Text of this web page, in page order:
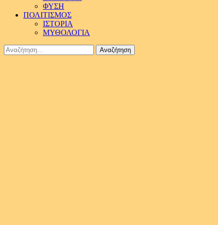
ΦΥΣΗ
ΠΟΛΙΤΙΣΜΟΣ
ΙΣΤΟΡΙΑ
ΜΥΘΟΛΟΓΙΑ
Αναζήτηση
για: